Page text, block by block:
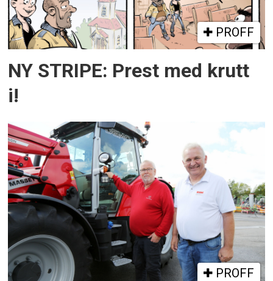
PROFF
NY STRIPE: Prest med krutt
i!
PROFF